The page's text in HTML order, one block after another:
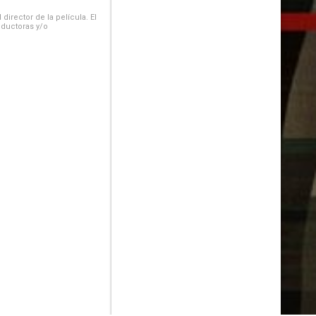
de la película. El
y/o